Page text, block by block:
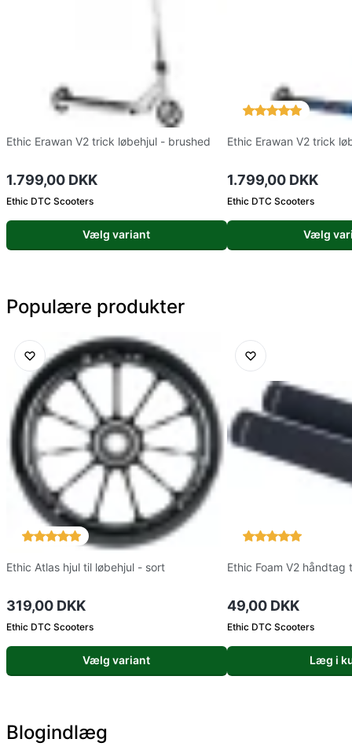
Ethic Erawan V2 trick løbehjul - brushed
1.799,00 DKK
Ethic DTC Scooters
Vælg variant
Ethic Erawan V2 trick
1.799,00 DKK
Ethic DTC Scooters
Vælg
Populære produkter
Ethic Atlas hjul til løbehjul - sort
319,00 DKK
Ethic DTC Scooters
Vælg variant
Ethic Foam V2 håndtag
49,00 DKK
Ethic DTC Scooters
Læg i
Blogindlæg